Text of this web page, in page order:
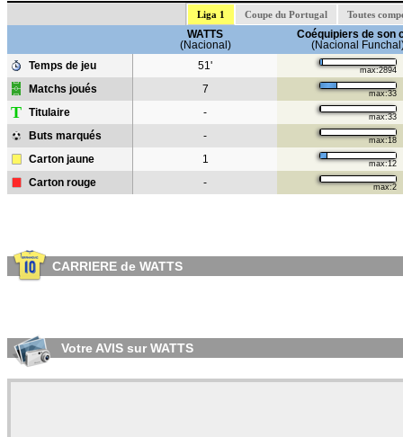
Liga 1 Coupe du Portugal Toutes
WATTS
(Nacional)
Coéquipiers de son
(Nacional
Temps de jeu
51' max:2894
Matchs joués 7 max:33
T Titulaire - max:33
Buts marqués - max:18
Carton jaune 1 max:12
Carton rouge - max:2
CARRIERE de WATTS
Votre AVIS sur WATTS